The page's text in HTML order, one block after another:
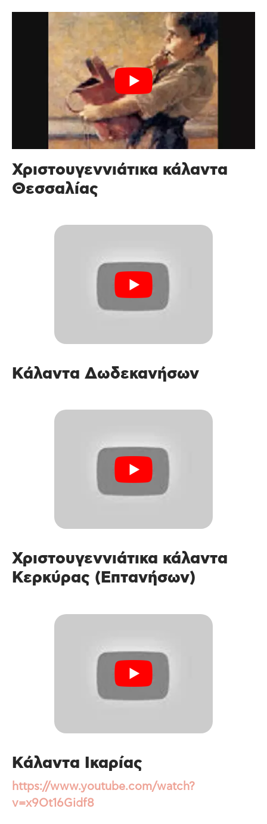
Χριστουγεννιάτικα κάλαντα
Θεσσαλίας
Κάλαντα Δωδεκανήσων
Χριστουγεννιάτικα κάλαντα
Κερκύρας (Επτανήσων)
Κάλαντα Ικαρίας
https://www.youtube.com/watch?
v=x9Ot16Gidf8